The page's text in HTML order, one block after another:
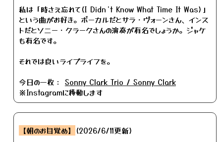
私は「時さえ忘れて(I Didn’t Know What Time It Was)」
という曲がお好き。ボーカルだとサラ・ヴォーンさん、インス
トだとソニー・クラークさんの演奏が有名でしょうか。ジャケ
も有名です。
それでは良いライブライフを。
今日の一枚： Sonny Clark Trio / Sonny Clark
※Instagramに移動します
【朝のお目覚め】
(2026/6/11更新)